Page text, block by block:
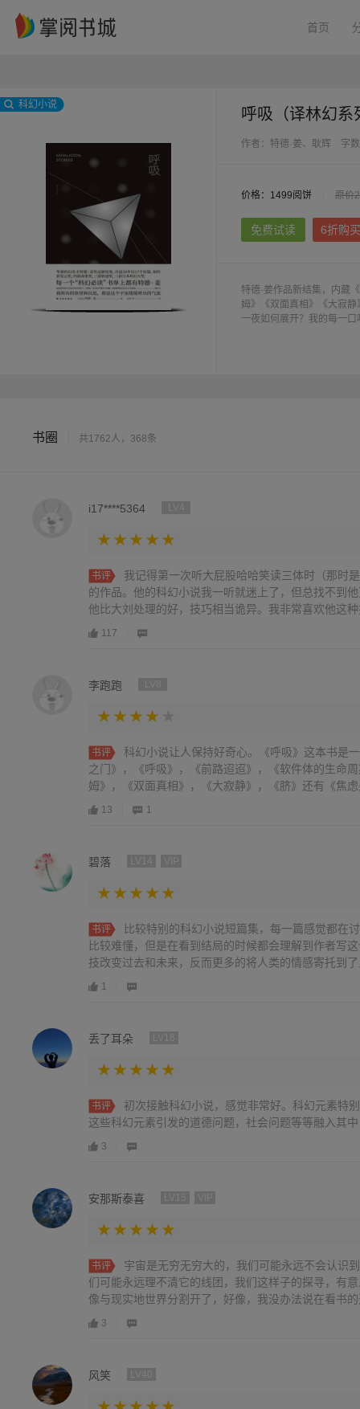
首页
科幻小说
呼吸（译林幻系
作者：特德·姜、耿辉 字
价格：1499阅饼 原价
免费试读 6折购买
特德·姜作品新结集，内藏
姆》《双面真相》《大寂
一夜如何展开？我的每一
书圈 共1762人，368条
i17****5364
书评
我记得第一次听大屁股哈哈笑读三体时（那时
的作品。他的科幻小说我一听就迷上了，但总找不到
他比大刘处理的好，技巧相当诡异。我非常喜欢他这
117
李跑跑
书评
科幻小说让人保持好奇心。《呼吸》这本书是
之门》，《呼吸》，《前路迢迢》，《软件体的生命
姆》，《双面真相》，《大寂静》，《脐》还有《焦
13 1
碧落
书评
比较特别的科幻小说短篇集，每一篇感觉都在
比较难懂，但是在看到结局的时候都会理解到作者写
技改变过去和未来，反而更多的将人类的情感寄托到
1
丢了耳朵
书评
初次接触科幻小说，感觉非常好。科幻元素特
这些科幻元素引发的道德问题，社会问题等等融入其
3
安那斯泰喜
书评
宇宙是无穷无穷大的，我们可能永远不会认识
们可能永远理不清它的线团，我们这样子的探寻，有
像与现实地世界分割开了，好像，我没办法说在看书
3
风笑